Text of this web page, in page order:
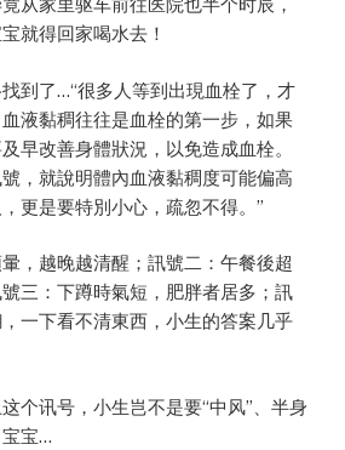
从家里驱车前往医院也半个时辰，
就得回家喝水去！
到了…“很多人等到出現血栓了，才
液黏稠往往是血栓的第一步，如果
早改善身體狀況，以免造成血栓。
，就說明體內血液黏稠度可能偏高
更是要特別小心，疏忽不得。”
，越晚越清醒；訊號二：午餐後超
三：下蹲時氣短，肥胖者居多；訊
一下看不清東西，小生的答案几乎
个讯号，小生岂不是要“中风”、半身
宝…